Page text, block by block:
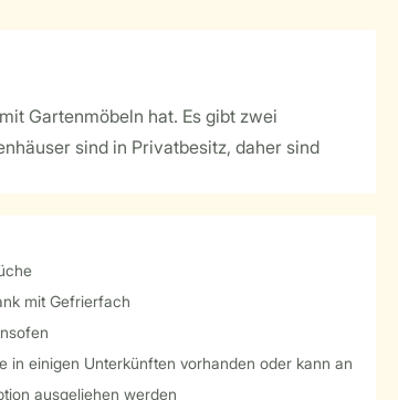
Gartenmöbeln hat. Es gibt zwei
sind in Privatbesitz, daher sind
mit Gefrierfach
in einigen Unterkünften vorhanden oder kann an
ausgeliehen werden